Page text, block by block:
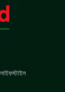
লাইফস্টাইল